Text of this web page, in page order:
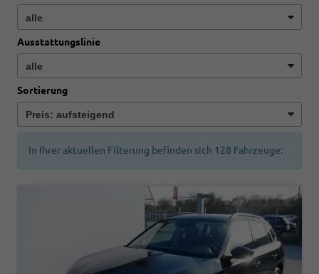
Ausstattungslinie
Sortierung
In Ihrer aktuellen Filterung befinden sich 128 Fahrzeuge: